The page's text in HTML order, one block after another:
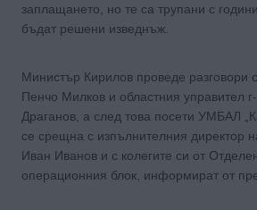
заплащането, но те са трупани с
бъдат решени изведнъж.
Министър Кирилов проведе разговори
Пенчо Милков и областния управител
Драганов, а след това посети УМБАЛ
се срещна с изпълнителния директор
Иван Иванов и с колегите си от
операционния блок, информират от